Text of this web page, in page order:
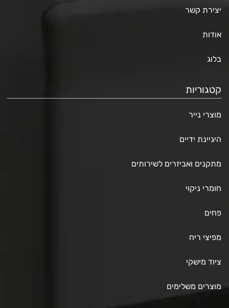
יצירת קשר
אודות
בלוג
קטגוריות
מוצרי נייר
היגיינת ידיים
מתקנים ואביזרים לשירותים
חומרי ניקוי
פחים
מפיצי ריח
ציוד מישקי
מוצרים משלימים